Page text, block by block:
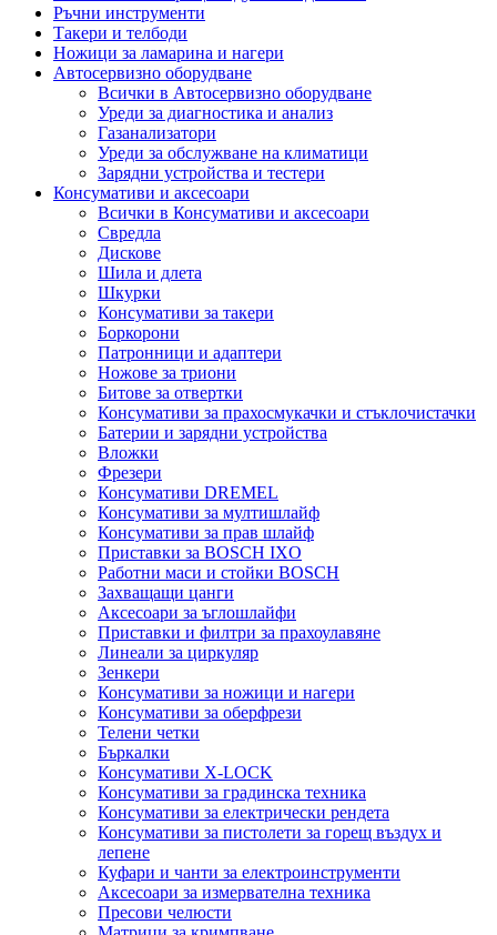
Ръчни инструменти
Такери и телбоди
Ножици за ламарина и нагери
Автосервизно оборудване
Всички в Автосервизно оборудване
Уреди за диагностика и анализ
Газанализатори
Уреди за обслужване на климатици
Зарядни устройства и тестери
Консумативи и аксесоари
Всички в Консумативи и аксесоари
Свредла
Дискове
Шила и длета
Шкурки
Консумативи за такери
Боркорони
Патронници и адаптери
Ножове за триони
Битове за отвертки
Консумативи за прахосмукачки и стъклочистачки
Батерии и зарядни устройства
Вложки
Фрезери
Консумативи DREMEL
Консумативи за мултишлайф
Консумативи за прав шлайф
Приставки за BOSCH IXO
Работни маси и стойки BOSCH
Захващащи цанги
Аксесоари за ъглошлайфи
Приставки и филтри за прахоулавяне
Линеали за циркуляр
Зенкери
Консумативи за ножици и нагери
Консумативи за оберфрези
Телени четки
Бъркалки
Консумативи X-LOCK
Консумативи за градинска техника
Консумативи за електрически рендета
Консумативи за пистолети за горещ въздух и
лепене
Куфари и чанти за електроинструменти
Аксесоари за измервателна техника
Пресови челюсти